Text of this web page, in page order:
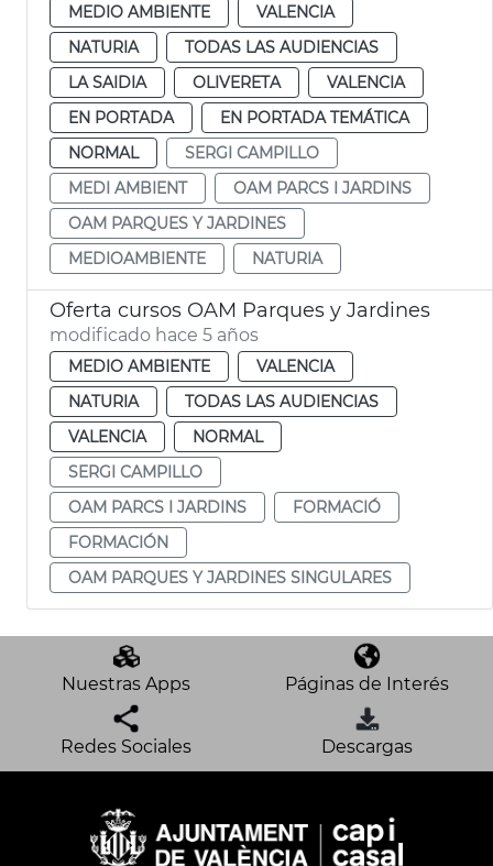
MEDIO AMBIENTE
VALENCIA
NATURIA
TODAS LAS AUDIENCIAS
LA SAIDIA
OLIVERETA
VALENCIA
EN PORTADA
EN PORTADA TEMÁTICA
NORMAL
SERGI CAMPILLO
MEDI AMBIENT
OAM PARCS I JARDINS
OAM PARQUES Y JARDINES
MEDIOAMBIENTE
NATURIA
Oferta cursos OAM Parques y Jardines
modificado hace 5 años
MEDIO AMBIENTE
VALENCIA
NATURIA
TODAS LAS AUDIENCIAS
VALENCIA
NORMAL
SERGI CAMPILLO
OAM PARCS I JARDINS
FORMACIÓ
FORMACIÓN
OAM PARQUES Y JARDINES SINGULARES
Nuestras Apps Páginas de Interés
Redes Sociales Descargas